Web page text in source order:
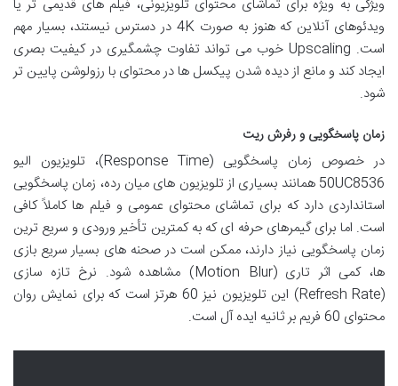
ویژگی به ویژه برای تماشای محتوای تلویزیونی، فیلم های قدیمی تر یا
ویدئوهای آنلاین که هنوز به صورت 4K در دسترس نیستند، بسیار مهم
است. Upscaling خوب می تواند تفاوت چشمگیری در کیفیت بصری
ایجاد کند و مانع از دیده شدن پیکسل ها در محتوای با رزولوشن پایین تر
شود.
زمان پاسخگویی و رفرش ریت
در خصوص زمان پاسخگویی (Response Time)، تلویزیون الیو
50UC8536 همانند بسیاری از تلویزیون های میان رده، زمان پاسخگویی
استانداردی دارد که برای تماشای محتوای عمومی و فیلم ها کاملاً کافی
است. اما برای گیمرهای حرفه ای که به کمترین تأخیر ورودی و سریع ترین
زمان پاسخگویی نیاز دارند، ممکن است در صحنه های بسیار سریع بازی
ها، کمی اثر تاری (Motion Blur) مشاهده شود. نرخ تازه سازی
(Refresh Rate) این تلویزیون نیز 60 هرتز است که برای نمایش روان
محتوای 60 فریم بر ثانیه ایده آل است.